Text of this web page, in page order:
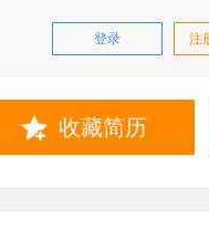
登录 注
收藏简历